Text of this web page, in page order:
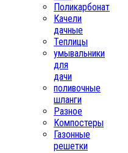
Поликарбонат
Качели
дачные
Теплицы
умывальники
для
дачи
поливочные
шланги
Разное
Компостеры
Газонные
решетки